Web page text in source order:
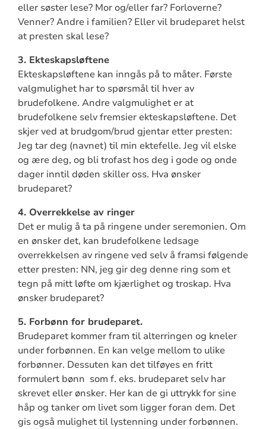
eller søster lese? Mor og/eller far? Forloverne?
Venner? Andre i familien? Eller vil brudeparet helst
at presten skal lese?
3. Ekteskapsløftene
Ekteskapsløftene kan inngås på to måter. Første
valgmulighet har to spørsmål til hver av
brudefolkene. Andre valgmulighet er at
brudefolkene selv fremsier ekteskapsløftene. Det
skjer ved at brudgom/brud gjentar etter presten:
Jeg tar deg (navnet) til min ektefelle. Jeg vil elske
og ære deg, og bli trofast hos deg i gode og onde
dager inntil døden skiller oss. Hva ønsker
brudeparet?
4. Overrekkelse av ringer
Det er mulig å ta på ringene under seremonien. Om
en ønsker det, kan brudefolkene ledsage
overrekkelsen av ringene ved selv å framsi følgende
etter presten: NN, jeg gir deg denne ring som et
tegn på mitt løfte om kjærlighet og troskap. Hva
ønsker brudeparet?
5. Forbønn for brudeparet.
Brudeparet kommer fram til alterringen og kneler
under forbønnen. En kan velge mellom to ulike
forbønner. Dessuten kan det tilføyes en fritt
formulert bønn som f. eks. brudeparet selv har
skrevet eller ønsker. Her kan de gi uttrykk for sine
håp og tanker om livet som ligger foran dem. Det
gis også mulighet til lystenning under forbønnen.